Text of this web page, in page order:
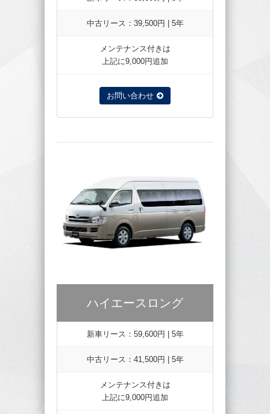
中古リース：39,500円 | 5年
メンテナンス付きは
上記に9,000円追加
お問い合わせ
ハイエースロング
新車リース：59,600円 | 5年
中古リース：41,500円 | 5年
メンテナンス付きは
上記に9,000円追加